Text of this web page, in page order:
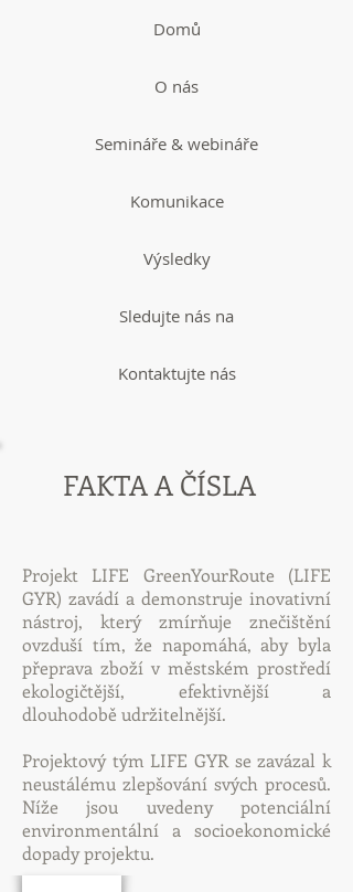
Domů
O nás
Semináře & webináře
Komunikace
Výsledky
Sledujte nás na
Kontaktujte nás
FAKTA A ČÍSLA
Projekt LIFE GreenYourRoute (LIFE
GYR) zavádí a demonstruje inovativní
nástroj, který zmírňuje znečištění
ovzduší tím, že napomáhá, aby byla
přeprava zboží v městském prostředí
ekologičtější, efektivnější a
dlouhodobě udržitelnější.
Projektový tým LIFE GYR se zavázal k
neustálému zlepšování svých procesů.
Níže jsou uvedeny potenciální
environmentální a socioekonomické
dopady projektu.